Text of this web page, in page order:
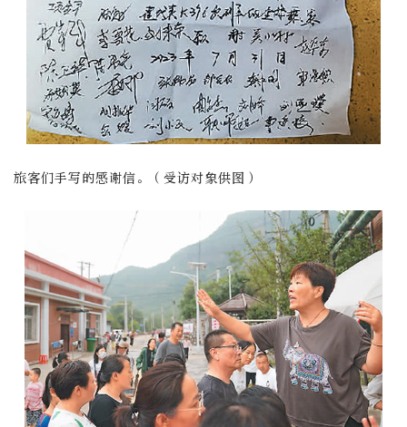
旅客们手写的感谢信。（受访对象供图）